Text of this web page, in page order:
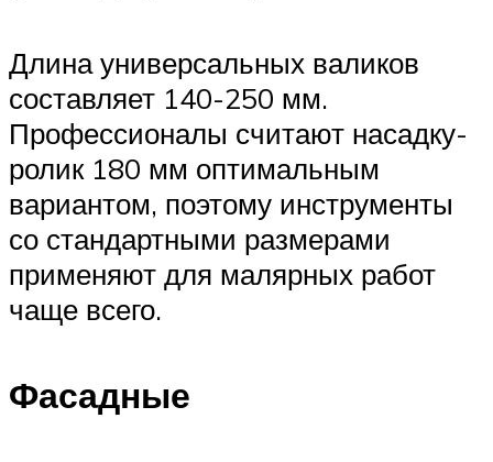
Длина универсальных валиков
составляет 140-250 мм.
Профессионалы считают насадку-
ролик 180 мм оптимальным
вариантом, поэтому инструменты
со стандартными размерами
применяют для малярных работ
чаще всего.
Фасадные